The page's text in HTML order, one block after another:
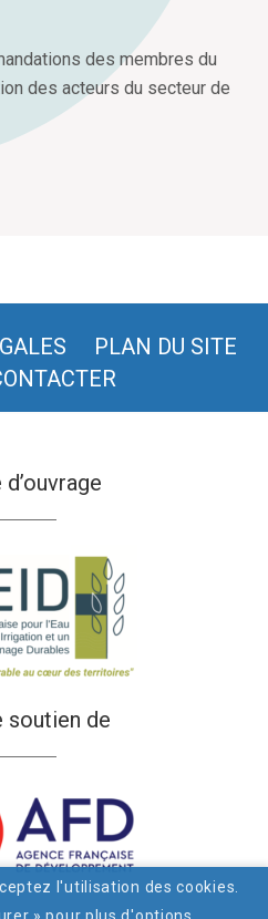
des membres du
des acteurs du secteur de
PLAN DU SITE
soutien de
l'utilisation des cookies.